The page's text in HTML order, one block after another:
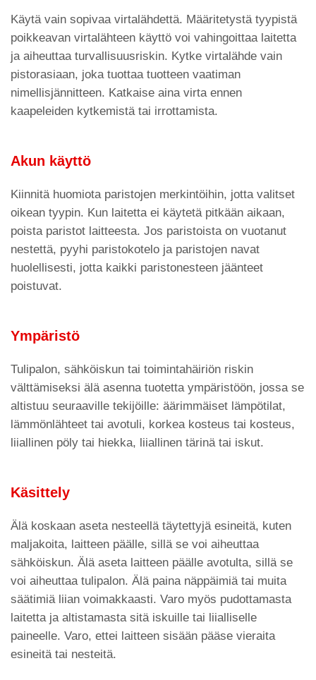
Käytä vain sopivaa virtalähdettä. Määritetystä tyypistä
poikkeavan virtalähteen käyttö voi vahingoittaa laitetta
ja aiheuttaa turvallisuusriskin. Kytke virtalähde vain
pistorasiaan, joka tuottaa tuotteen vaatiman
nimellisjännitteen. Katkaise aina virta ennen
kaapeleiden kytkemistä tai irrottamista.
Akun käyttö
Kiinnitä huomiota paristojen merkintöihin, jotta valitset
oikean tyypin. Kun laitetta ei käytetä pitkään aikaan,
poista paristot laitteesta. Jos paristoista on vuotanut
nestettä, pyyhi paristokotelo ja paristojen navat
huolellisesti, jotta kaikki paristonesteen jäänteet
poistuvat.
Ympäristö
Tulipalon, sähköiskun tai toimintahäiriön riskin
välttämiseksi älä asenna tuotetta ympäristöön, jossa se
altistuu seuraaville tekijöille: äärimmäiset lämpötilat,
lämmönlähteet tai avotuli, korkea kosteus tai kosteus,
liiallinen pöly tai hiekka, liiallinen tärinä tai iskut.
Käsittely
Älä koskaan aseta nesteellä täytettyjä esineitä, kuten
maljakoita, laitteen päälle, sillä se voi aiheuttaa
sähköiskun. Älä aseta laitteen päälle avotulta, sillä se
voi aiheuttaa tulipalon. Älä paina näppäimiä tai muita
säätimiä liian voimakkaasti. Varo myös pudottamasta
laitetta ja altistamasta sitä iskuille tai liialliselle
paineelle. Varo, ettei laitteen sisään pääse vieraita
esineitä tai nesteitä.